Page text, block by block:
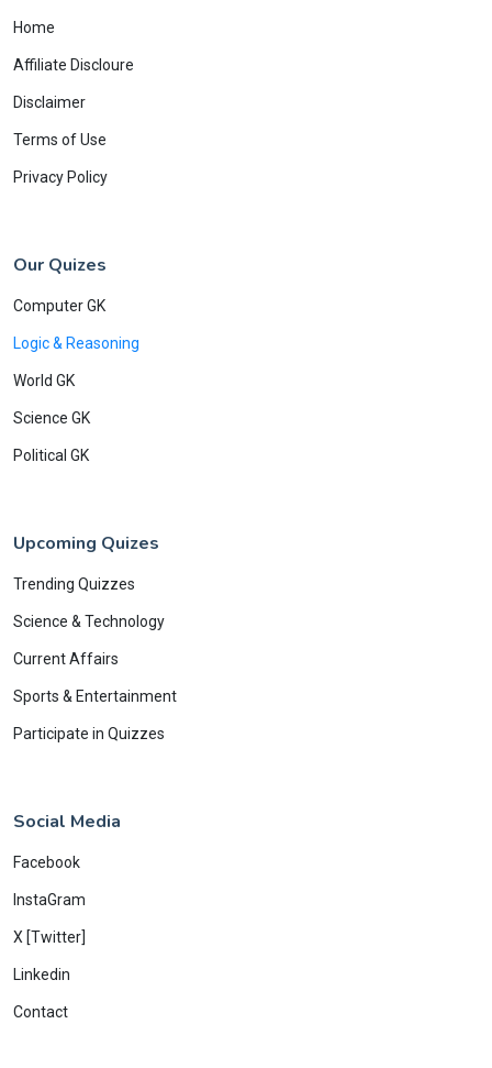
Home
Affiliate Discloure
Disclaimer
Terms of Use
Privacy Policy
Our Quizes
Computer GK
Logic & Reasoning
World GK
Science GK
Political GK
Upcoming Quizes
Trending Quizzes
Science & Technology
Current Affairs
Sports & Entertainment
Participate in Quizzes
Social Media
Facebook
InstaGram
X [Twitter]
Linkedin
Contact